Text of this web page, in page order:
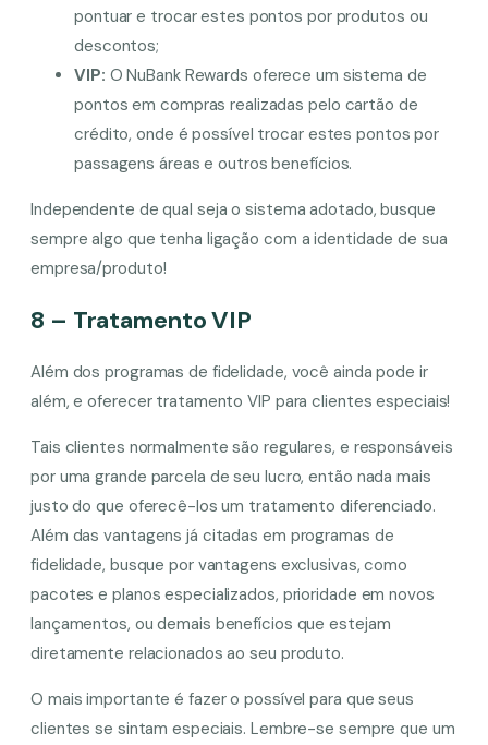
pontuar e trocar estes pontos por produtos ou
descontos;
VIP: O NuBank Rewards oferece um sistema de
pontos em compras realizadas pelo cartão de
crédito, onde é possível trocar estes pontos por
passagens áreas e outros benefícios.
Independente de qual seja o sistema adotado, busque
sempre algo que tenha ligação com a identidade de sua
empresa/produto!
8 – Tratamento VIP
Além dos programas de fidelidade, você ainda pode ir
além, e oferecer tratamento VIP para clientes especiais!
Tais clientes normalmente são regulares, e responsáveis
por uma grande parcela de seu lucro, então nada mais
justo do que oferecê-los um tratamento diferenciado.
Além das vantagens já citadas em programas de
fidelidade, busque por vantagens exclusivas, como
pacotes e planos especializados, prioridade em novos
lançamentos, ou demais benefícios que estejam
diretamente relacionados ao seu produto.
O mais importante é fazer o possível para que seus
clientes se sintam especiais. Lembre-se sempre que um